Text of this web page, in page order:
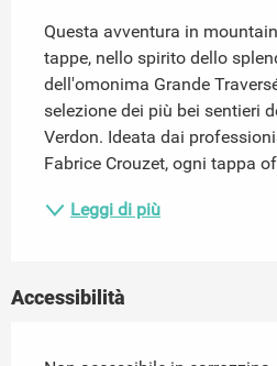
Questa avventura in
tappe, nello spirito dello
dell'omonima Grande
selezione dei più bei sentieri
Verdon. Ideata dai
Fabrice Crouzet, ogni tappa
Leggi di più
Accessibilità